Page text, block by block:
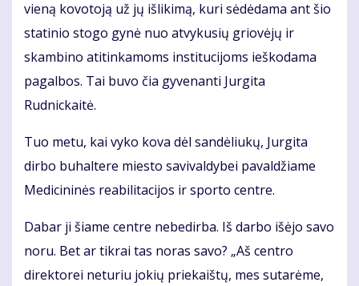
vieną kovotoją už jų išlikimą, kuri sėdėdama ant šio
statinio stogo gynė nuo atvykusių griovėjų ir
skambino atitinkamoms institucijoms ieškodama
pagalbos. Tai buvo čia gyvenanti Jurgita
Rudnickaitė.
Tuo metu, kai vyko kova dėl sandėliukų, Jurgita
dirbo buhaltere miesto savivaldybei pavaldžiame
Medicininės reabilitacijos ir sporto centre.
Dabar ji šiame centre nebedirba. Iš darbo išėjo savo
noru. Bet ar tikrai tas noras savo? „Aš centro
direktorei neturiu jokių priekaištų, mes sutarėme,